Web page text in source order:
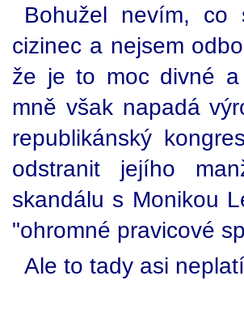
Bohužel nevím,
cizinec a nejsem
že je to moc divné
mně však napadá
republikánský
odstranit jejího
skandálu s Monikou
"ohromné pravicové
Ale to tady asi